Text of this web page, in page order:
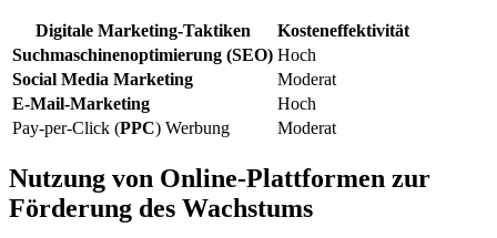
Digitale Marketing-Taktiken
Kosteneffektivität
Suchmaschinenoptimierung (SEO) Hoch
Social Media Marketing
Moderat
E-Mail-Marketing
Hoch
Pay-per-Click (PPC) Werbung Moderat
Nutzung von Online-Plattformen zur
Förderung des Wachstums